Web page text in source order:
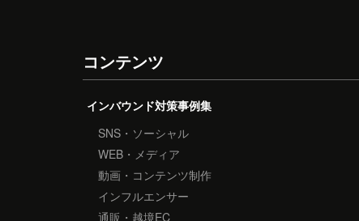
コンテンツ
インバウンド対策事例集
SNS・ソーシャル
WEB・メディア
動画・コンテンツ制作
インフルエンサー
通販・越境EC